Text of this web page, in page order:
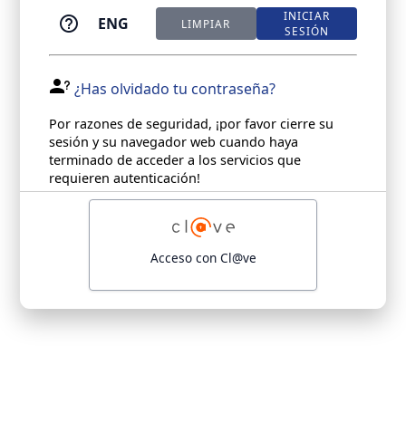
ENG LIMPIAR
INICIAR
SESIÓN
¿Has olvidado tu contraseña?
Por razones de seguridad, ¡por favor cierre su
sesión y su navegador web cuando haya
terminado de acceder a los servicios que
requieren autenticación!